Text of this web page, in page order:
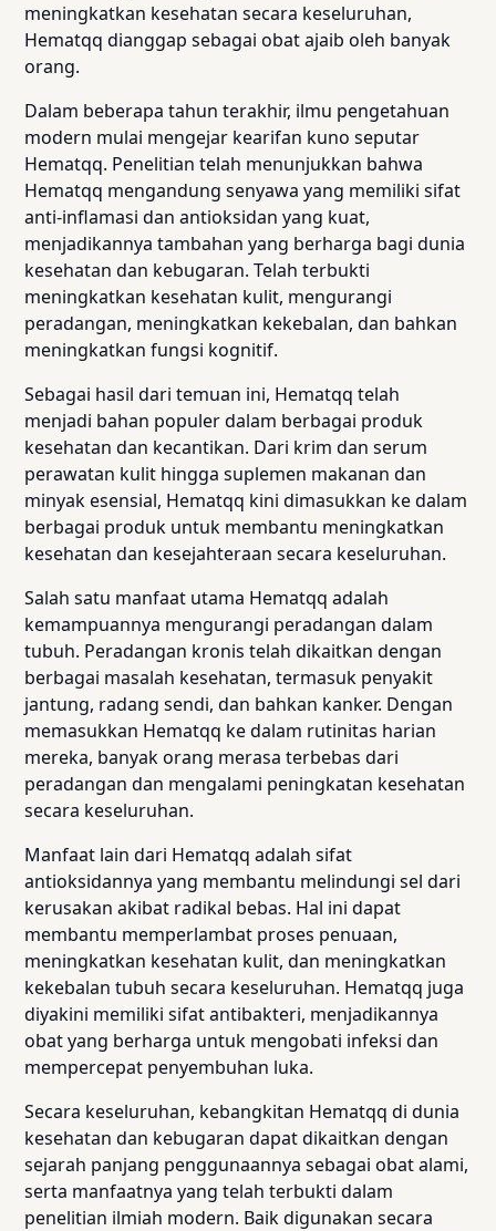
meningkatkan kesehatan secara keseluruhan,
Hematqq dianggap sebagai obat ajaib oleh banyak
orang.
Dalam beberapa tahun terakhir, ilmu pengetahuan
modern mulai mengejar kearifan kuno seputar
Hematqq. Penelitian telah menunjukkan bahwa
Hematqq mengandung senyawa yang memiliki sifat
anti-inflamasi dan antioksidan yang kuat,
menjadikannya tambahan yang berharga bagi dunia
kesehatan dan kebugaran. Telah terbukti
meningkatkan kesehatan kulit, mengurangi
peradangan, meningkatkan kekebalan, dan bahkan
meningkatkan fungsi kognitif.
Sebagai hasil dari temuan ini, Hematqq telah
menjadi bahan populer dalam berbagai produk
kesehatan dan kecantikan. Dari krim dan serum
perawatan kulit hingga suplemen makanan dan
minyak esensial, Hematqq kini dimasukkan ke dalam
berbagai produk untuk membantu meningkatkan
kesehatan dan kesejahteraan secara keseluruhan.
Salah satu manfaat utama Hematqq adalah
kemampuannya mengurangi peradangan dalam
tubuh. Peradangan kronis telah dikaitkan dengan
berbagai masalah kesehatan, termasuk penyakit
jantung, radang sendi, dan bahkan kanker. Dengan
memasukkan Hematqq ke dalam rutinitas harian
mereka, banyak orang merasa terbebas dari
peradangan dan mengalami peningkatan kesehatan
secara keseluruhan.
Manfaat lain dari Hematqq adalah sifat
antioksidannya yang membantu melindungi sel dari
kerusakan akibat radikal bebas. Hal ini dapat
membantu memperlambat proses penuaan,
meningkatkan kesehatan kulit, dan meningkatkan
kekebalan tubuh secara keseluruhan. Hematqq juga
diyakini memiliki sifat antibakteri, menjadikannya
obat yang berharga untuk mengobati infeksi dan
mempercepat penyembuhan luka.
Secara keseluruhan, kebangkitan Hematqq di dunia
kesehatan dan kebugaran dapat dikaitkan dengan
sejarah panjang penggunaannya sebagai obat alami,
serta manfaatnya yang telah terbukti dalam
penelitian ilmiah modern. Baik digunakan secara